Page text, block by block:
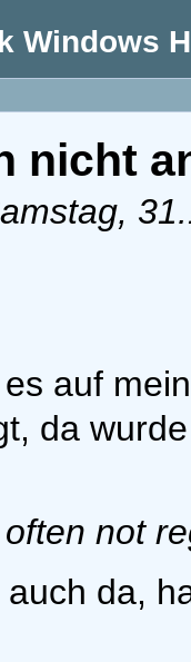
Windows
nicht
auf
da
not
da,